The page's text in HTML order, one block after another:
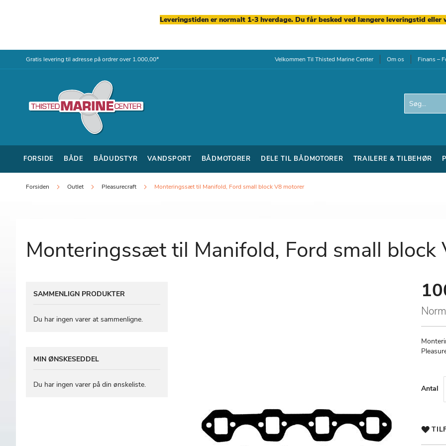
Leveringstiden er normalt 1-3 hverdage. Du får besked ved længere leveringstid eller
Gratis levering til adresse på ordrer over 1.000,00*Skip
Velkommen Til Thisted Marine Center Om os Finans –
Search
FORSIDE BÅDE BÅDUDSTYR VANDSPORT BÅDMOTORER DELE TIL BÅDMOTORER TRAILERE & TILBEHØR
Forsiden Outlet Pleasurecraft Monteringssæt til Manifold, Ford small block V8 motorer
Monteringssæt til Manifold, Ford small block
Price
Antal
SAMMENLIGN PRODUKTER
Du har ingen varer at sammenligne.
MIN ØNSKESEDDEL
Du har ingen varer på din ønskeliste.